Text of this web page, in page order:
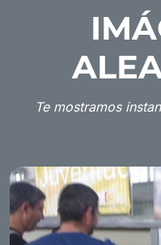
Te mostramos